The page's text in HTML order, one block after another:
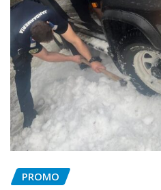
PROMO